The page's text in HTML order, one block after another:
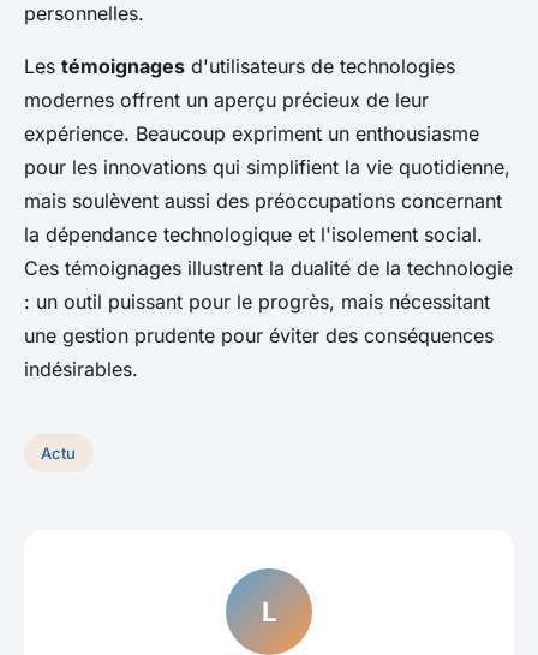
personnelles.
Les témoignages d'utilisateurs de technologies
modernes offrent un aperçu précieux de leur
expérience. Beaucoup expriment un enthousiasme
pour les innovations qui simplifient la vie quotidienne,
mais soulèvent aussi des préoccupations concernant
la dépendance technologique et l'isolement social.
Ces témoignages illustrent la dualité de la technologie
: un outil puissant pour le progrès, mais nécessitant
une gestion prudente pour éviter des conséquences
indésirables.
Actu
L